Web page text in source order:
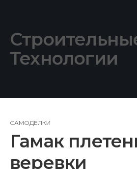
Технологии
САМОДЕЛКИ
Гамак
веревки